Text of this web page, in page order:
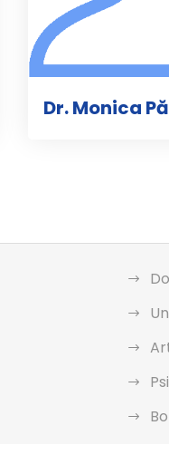
Dr. Monica